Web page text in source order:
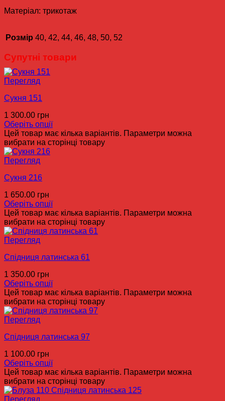
Матеріал: трикотаж
Розмір 40, 42, 44, 46, 48, 50, 52
Супутні товари
Перегляд
Сукня 151
1 300.00 грн
Оберіть опції
Цей товар має кілька варіантів. Параметри можна
вибрати на сторінці товару
Перегляд
Сукня 216
1 650.00 грн
Оберіть опції
Цей товар має кілька варіантів. Параметри можна
вибрати на сторінці товару
Перегляд
Спідниця латинська 61
1 350.00 грн
Оберіть опції
Цей товар має кілька варіантів. Параметри можна
вибрати на сторінці товару
Перегляд
Спідниця латинська 97
1 100.00 грн
Оберіть опції
Цей товар має кілька варіантів. Параметри можна
вибрати на сторінці товару